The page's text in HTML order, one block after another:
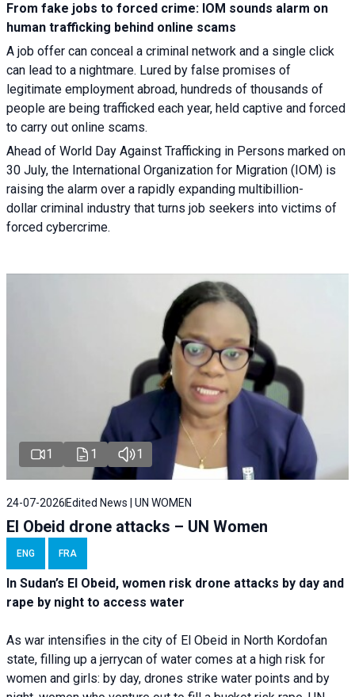
From fake jobs to forced crime: IOM sounds alarm on
human trafficking behind online scams
A job offer can conceal a criminal network and a single click
can lead to a nightmare. Lured by false promises of
legitimate employment abroad, hundreds of thousands of
people are being trafficked each year, held captive and forced
to carry out online scams.
Ahead of World Day Against Trafficking in Persons marked on
30 July, the International Organization for Migration (IOM) is
raising the alarm over a rapidly expanding multibillion-
dollar criminal industry that turns job seekers into victims of
forced cybercrime.
1 1 1
24-07-2026Edited News | UN WOMEN
El Obeid drone attacks – UN Women
ENG FRA
In Sudan’s El Obeid, women risk drone attacks by day and
rape by night to access water
As war intensifies in the city of El Obeid in North Kordofan
state, filling up a jerrycan of water comes at a high risk for
women and girls: by day, drones strike water points and by